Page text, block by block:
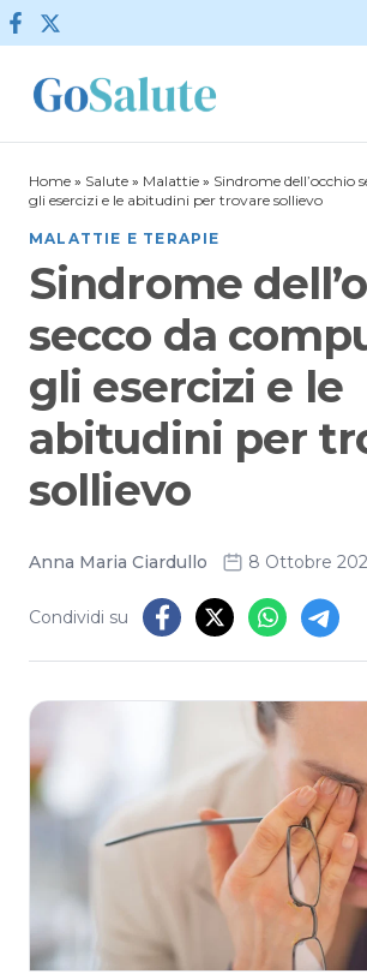
Vai al contenuto
Home » Salute » Malattie » Sindrome dell’occhio
gli esercizi e le abitudini per trovare sollievo
MALATTIE E TERAPIE
Sindrome
secco da
gli esercizi e le
abitudini per
sollievo
Anna Maria Ciardullo 8 Ottobre
Condividi su